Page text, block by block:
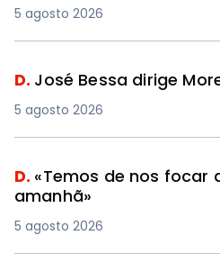
5 agosto 2026
D. José Bessa dirige
5 agosto 2026
D. «Temos de nos focar
amanhã»
5 agosto 2026